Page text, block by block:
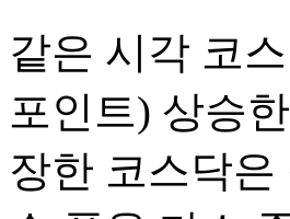
같은 시각 코
포인트) 상승
장한 코스닥은